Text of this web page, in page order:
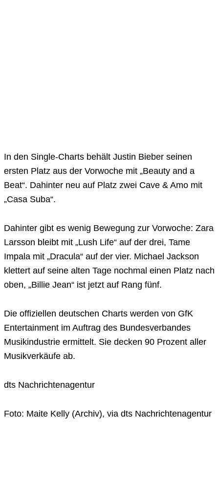
In den Single-Charts behält Justin Bieber seinen
ersten Platz aus der Vorwoche mit „Beauty and a
Beat“. Dahinter neu auf Platz zwei Cave & Amo mit
„Casa Suba“.
Dahinter gibt es wenig Bewegung zur Vorwoche: Zara
Larsson bleibt mit „Lush Life“ auf der drei, Tame
Impala mit „Dracula“ auf der vier. Michael Jackson
klettert auf seine alten Tage nochmal einen Platz nach
oben, „Billie Jean“ ist jetzt auf Rang fünf.
Die offiziellen deutschen Charts werden von GfK
Entertainment im Auftrag des Bundesverbandes
Musikindustrie ermittelt. Sie decken 90 Prozent aller
Musikverkäufe ab.
dts Nachrichtenagentur
Foto: Maite Kelly (Archiv), via dts Nachrichtenagentur